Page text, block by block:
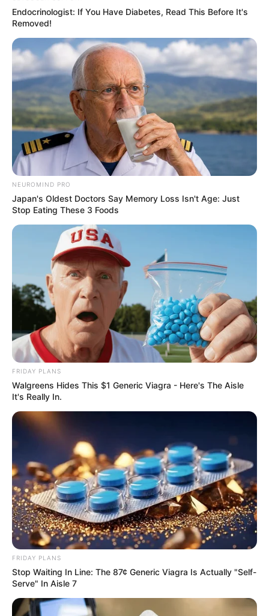
Endocrinologist: If You Have Diabetes, Read This Before It's
Removed!
NEUROMIND PRO
Japan's Oldest Doctors Say Memory Loss Isn't Age: Just
Stop Eating These 3 Foods
FRIDAY PLANS
Walgreens Hides This $1 Generic Viagra - Here's The Aisle
It's Really In.
FRIDAY PLANS
Stop Waiting In Line: The 87¢ Generic Viagra Is Actually "Self-
Serve" In Aisle 7